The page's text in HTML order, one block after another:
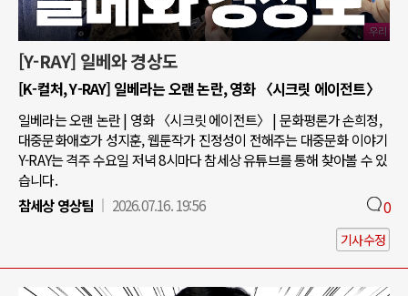
[Y-RAY] 일베와 경상도
[K-컬처, Y-RAY] 일베라는 오랜 논란, 영화 〈시크릿 에이전트〉
일베라는 오랜 논란 | 영화 〈시크릿 에이전트〉 | 문화평론가 손희정,
대중문화애호가 성지훈, 웹툰작가 진정성이 전해주는 대중문화 이야기
Y-RAY는 격주 수요일 저녁 8시마다 참세상 유튜브를 통해 찾아볼 수 있
습니다.
참세상 영상팀
2026.07.16. 19:56 0
기사수정